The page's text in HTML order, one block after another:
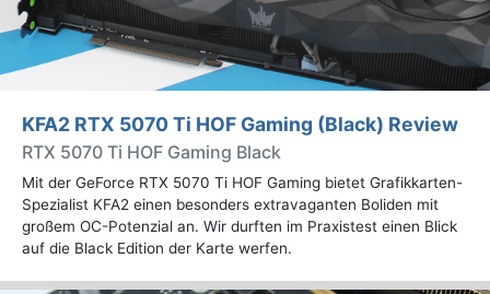
KFA2 RTX 5070 Ti HOF Gaming (Black) Review
RTX 5070 Ti HOF Gaming Black
Mit der GeForce RTX 5070 Ti HOF Gaming bietet Grafikkarten-
Spezialist KFA2 einen besonders extravaganten Boliden mit
großem OC-Potenzial an. Wir durften im Praxistest einen Blick
auf die Black Edition der Karte werfen.